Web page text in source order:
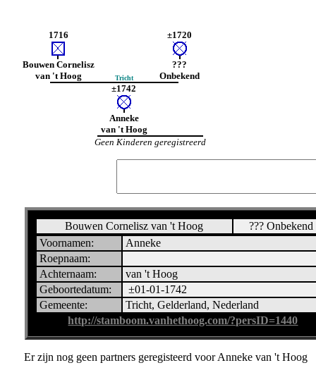
1716
Bouwen Cornelisz
van 't Hoog
Tricht
±1720
???
Onbekend
±1742
Anneke
van 't Hoog
Geen Kinderen geregistreerd
Bouwen Cornelisz van 't Hoog
??? Onbekend
Voornamen:
Anneke
Roepnaam:
Achternaam:
van 't Hoog
Geboortedatum:
±01-01-1742
Gemeente:
Tricht, Gelderland, Nederland
http://stamboom.vanhethoog.com/?persID=1440
Er zijn nog geen partners geregisteerd voor Anneke van 't Hoog